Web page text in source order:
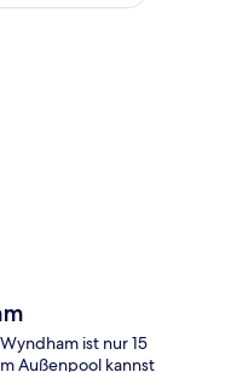
ist nur 15
Außenpool kannst